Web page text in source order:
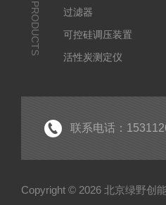
PRODUCTS
过滤器
可控硅调压装置
活性炭测定仪
联系电话：
Copyright © 2026 北京绿野创